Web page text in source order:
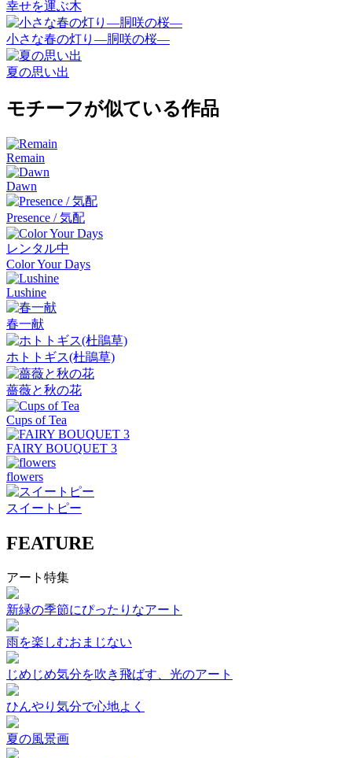
幸せを運ぶ木
小さな春の灯り―胴咲の桜―
夏の思い出
モチーフが似ている作品
Remain
Dawn
Presence / 気配
レンタル中
Color Your Days
Lushine
春一献
ホトトギス(杜鵑草)
薔薇と秋の花
Cups of Tea
FAIRY BOUQUET 3
flowers
スイートピー
FEATURE
アート特集
新緑の季節にぴったりなアート
雨を楽しむおまじない
じめじめ気分を吹き飛ばす、光のアート
ひんやり気分で心地よく
夏の風景画